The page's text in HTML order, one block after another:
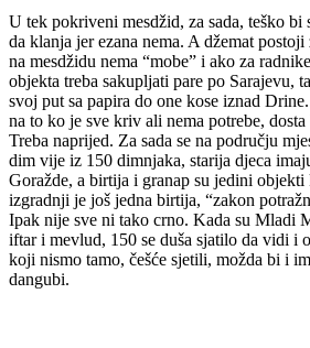
U tek pokriveni mesdžid, za sada, teško bi
da klanja jer ezana nema. A džemat
na mesdžidu nema “mobe” i ako za
objekta treba sakupljati pare po Sarajevu,
svoj put sa papira do one kose iznad
na to ko je sve kriv ali nema potrebe,
Treba naprijed. Za sada se na području
dim vije iz 150 dimnjaka, starija djeca
Goražde, a birtija i granap su jedini
izgradnji je još jedna birtija, “zakon
Ipak nije sve ni tako crno. Kada su Mladi
iftar i mevlud, 150 se duša sjatilo da vidi i
koji nismo tamo, češće sjetili, možda bi i
dangubi.